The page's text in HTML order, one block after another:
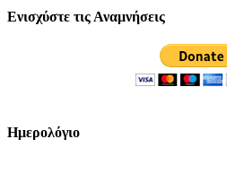
Ενισχύστε τις Αναμνήσεις
Ημερολόγιο